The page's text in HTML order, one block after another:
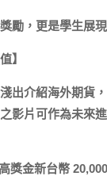
勵，更是學生展
】
出介紹海外期貨
影片可作為未來
獎金新台幣